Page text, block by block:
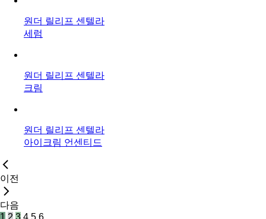
원더 릴리프 센텔라
세럼
원더 릴리프 센텔라
크림
원더 릴리프 센텔라
아이크림 언센티드
이전
다음
1 2 3 4 5 6